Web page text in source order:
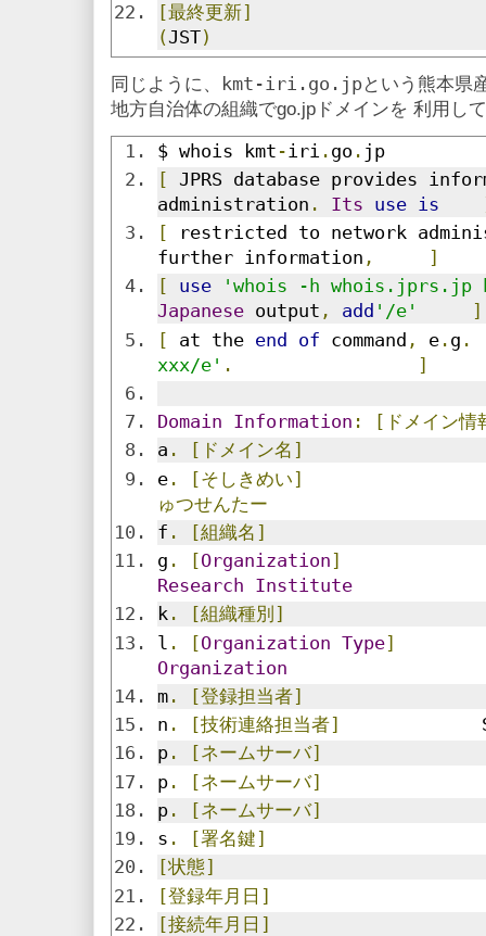
[最終更新]
(JST)
同じように、 kmt-iri.go.jpという熊本県
地方自治体の組織でgo.jpドメインを 利用し
$ whois kmt - iri . go . jp
[ JPRS database provides
administration . Its use is
[ restricted to network
further information ,
]
[
use
'whois -h whois.jprs.jp
Japanese output , add '/e'
]
[ at the end of command , e . g .
xxx/e' . ]
Domain Information :
[ドメイン情
a . [ドメイン名]
e .
[そしきめい]
ゅつせんたー
f .
[組織名]
g . [Organization]
Research Institute
k .
[組織種別]
l . [Organization Type]
Organization
m . [登録担当者]
n . [技術連絡担当者]
p . [ネームサーバ]
p . [ネームサーバ]
p . [ネームサーバ]
s .
[署名鍵]
[状態]
[登録年月日]
[接続年月日]